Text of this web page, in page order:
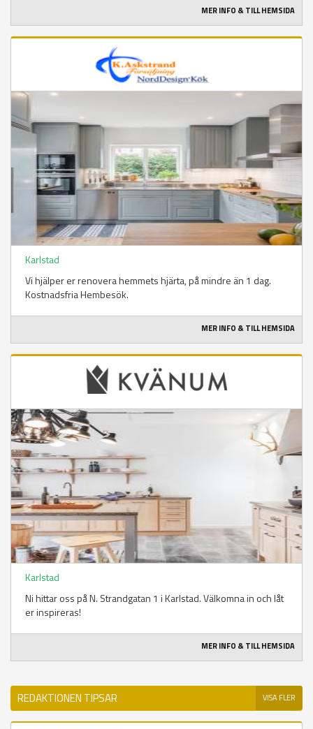
MER INFO & TILL HEMSIDA
Karlstad
Vi hjälper er renovera hemmets hjärta, på mindre än 1 dag.
Kostnadsfria Hembesök.
MER INFO & TILL HEMSIDA
Karlstad
Ni hittar oss på N. Strandgatan 1 i Karlstad. Välkomna in och låt
er inspireras!
MER INFO & TILL HEMSIDA
REDAKTIONEN TIPSAR VISA FLER